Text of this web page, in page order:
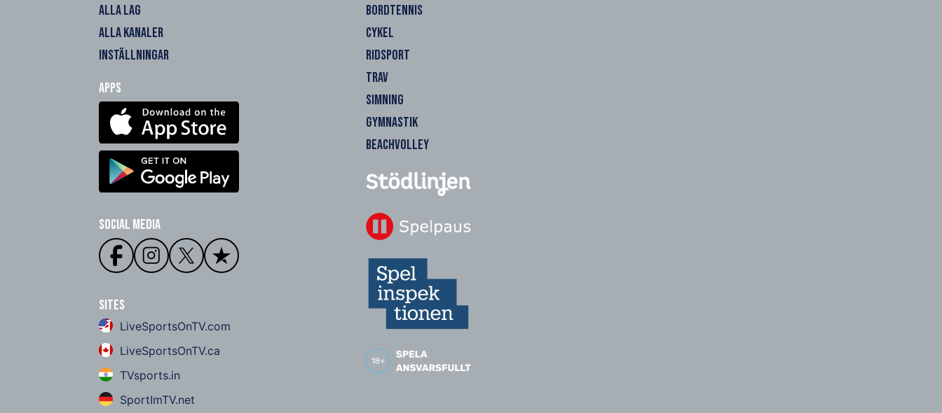
ALLA LAG
ALLA KANALER
INSTÄLLNINGAR
Apps
Social Media
Sites
LiveSportsOnTV.com
LiveSportsOnTV.ca
TVsports.in
SportImTV.net
BORDTENNIS
CYKEL
RIDSPORT
TRAV
SIMNING
GYMNASTIK
BEACHVOLLEY